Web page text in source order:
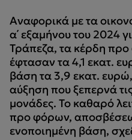
Αναφορικά με τα
α΄ εξαμήνου του 2024
Τράπεζα, τα κέρδη
έφτασαν τα 4,1 εκατ.
βάση τα 3,9 εκατ.
αύξηση που ξεπερνά
μονάδες. Το καθαρό
προ φόρων,
ενοποιημένη βάση,